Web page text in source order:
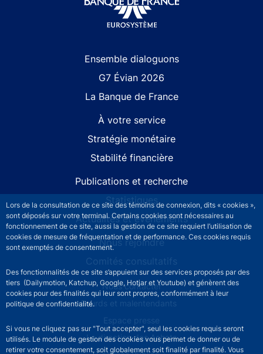
Lors de la consultation de ce site des témoins de connexion, dits « cookies »,
sont déposés sur votre terminal. Certains cookies sont nécessaires au
fonctionnement de ce site, aussi la gestion de ce site requiert l’utilisation de
cookies de mesure de fréquentation et de performance. Ces cookies requis
sont exemptés de consentement.
Des fonctionnalités de ce site s’appuient sur des services proposés par des
tiers (Dailymotion, Katchup, Google, Hotjar et Youtube) et génèrent des
cookies pour des finalités qui leur sont propres, conformément à leur
politique de confidentialité.
Si vous ne cliquez pas sur "Tout accepter", seul les cookies requis seront
utilisés. Le module de gestion des cookies vous permet de donner ou de
retirer votre consentement, soit globalement soit finalité par finalité. Vous
Ensemble dialoguons
G7 Évian 2026
La Banque de France
À votre service
Stratégie monétaire
Stabilité financière
Publications et recherche
Statistiques
Actualités et événements
Nous rejoindre
Comités consultatifs
Footer secondary menuNous contacter
Sourds et malentendants
Espace presse
La direction des Achats